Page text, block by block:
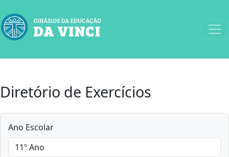
Diretório de Exercícios
Ano Escolar